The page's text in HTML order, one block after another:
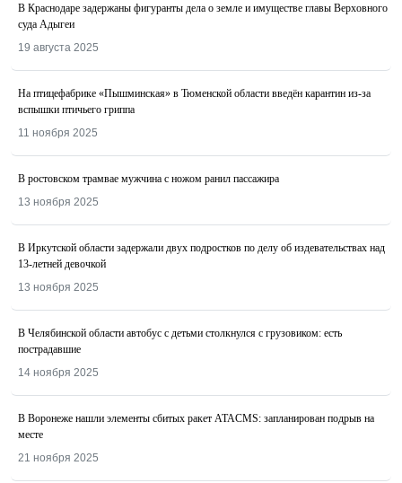
В Краснодаре задержаны фигуранты дела о земле и имуществе главы Верховного
суда Адыгеи
19 августа 2025
На птицефабрике «Пышминская» в Тюменской области введён карантин из-за
вспышки птичьего гриппа
11 ноября 2025
В ростовском трамвае мужчина с ножом ранил пассажира
13 ноября 2025
В Иркутской области задержали двух подростков по делу об издевательствах над
13-летней девочкой
13 ноября 2025
В Челябинской области автобус с детьми столкнулся с грузовиком: есть
пострадавшие
14 ноября 2025
В Воронеже нашли элементы сбитых ракет ATACMS: запланирован подрыв на
месте
21 ноября 2025